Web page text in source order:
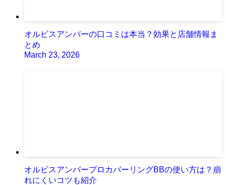
オルビスアンバーの口コミは本当？効果と店舗情報ま
とめ
March 23, 2026
オルビスアンバープロカバーリングBBの使い方は？崩
れにくいコツも紹介